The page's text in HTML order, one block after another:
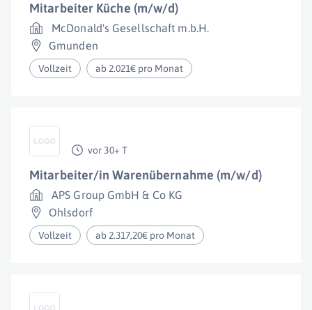
Mitarbeiter Küche (m/w/d)
McDonald's Gesellschaft m.b.H.
Gmunden
Vollzeit ab 2.021€ pro Monat
vor 30+ T
Mitarbeiter/in Warenübernahme (m/w/d)
APS Group GmbH & Co KG
Ohlsdorf
Vollzeit ab 2.317,20€ pro Monat